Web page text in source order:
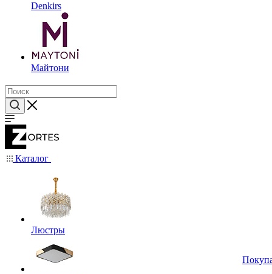
Denkirs
Майтони
Каталог
Люстры